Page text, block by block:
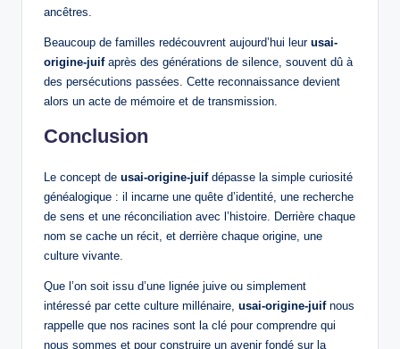
ancêtres.
Beaucoup de familles redécouvrent aujourd’hui leur usai-
origine-juifaprès des générations de silence, souvent dû à
des persécutions passées. Cette reconnaissance devient
alors un acte de mémoire et de transmission.
Conclusion
Le concept de usai-origine-juifdépasse la simple curiosité
généalogique : il incarne une quête d’identité, une recherche
de sens et une réconciliation avec l’histoire. Derrière chaque
nom se cache un récit, et derrière chaque origine, une
culture vivante.
Que l’on soit issu d’une lignée juive ou simplement
intéressé par cette culture millénaire, usai-origine-juifnous
rappelle que nos racines sont la clé pour comprendre qui
nous sommes et pour construire un avenir fondé sur la